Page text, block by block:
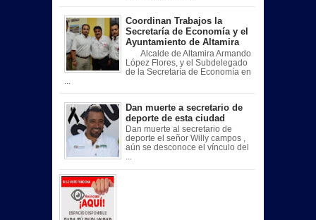
Coordinan Trabajos la
Secretaría de Economía y el
Ayuntamiento de Altamira
Alcalde de Altamira Armando
López Flores, y el Subdelegado
de la Secretaría de Economía en
Dan muerte a secretario de
deporte de esta ciudad
Dan muerte al secretario de
deporte el señor Willy campos ,
aún se desconoce el vínculo del
...